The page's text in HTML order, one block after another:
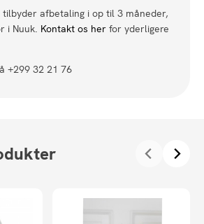
tilbyder afbetaling i op til 3 måneder,
i Nuuk. Kontakt os her for yderligere
+299 32 21 76